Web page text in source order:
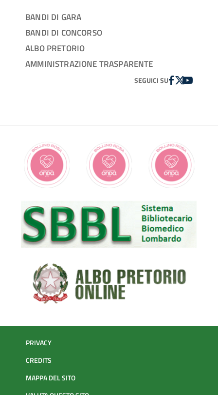
BANDI DI GARA
BANDI DI CONCORSO
ALBO PRETORIO
AMMINISTRAZIONE TRASPARENTE
SEGUICI SUFACEBOOK
TWITTER
YOUTUBE
PRIVACY
CREDITS
MAPPA DEL SITO